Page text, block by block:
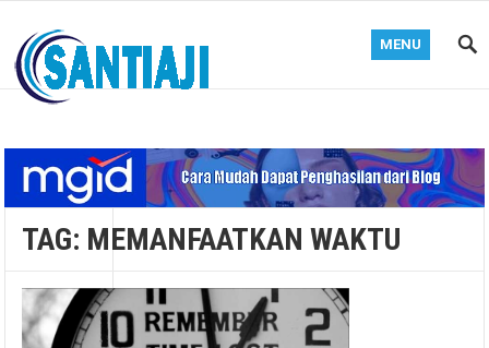
MENU
TAG: MEMANFAATKAN WAKTU